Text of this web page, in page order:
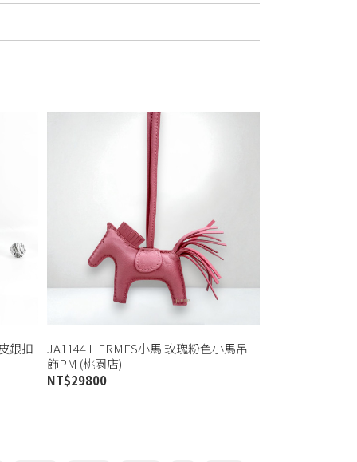
銀扣
JA1144 HERMES小馬 玫瑰粉色小馬吊
飾PM (桃園店)
NT$29800